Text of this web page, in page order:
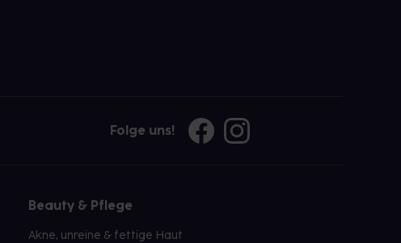
Folge uns!
Beauty & Pflege
Akne, unreine & fettige Haut